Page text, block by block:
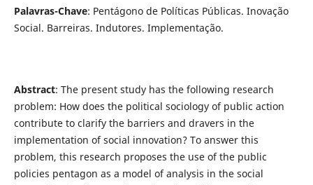
Palavras-Chave: Pentágono de Políticas Públicas. Inovação
Social. Barreiras. Indutores. Implementação.
Abstract: The present study has the following research
problem: How does the political sociology of public action
contribute to clarify the barriers and dravers in the
implementation of social innovation? To answer this
problem, this research proposes the use of the public
policies pentagon as a model of analysis in the social